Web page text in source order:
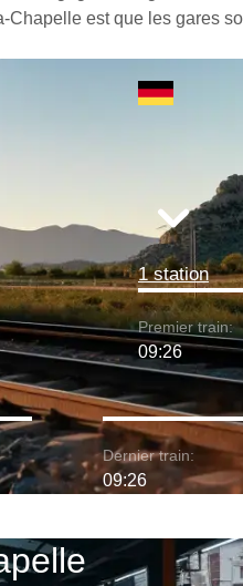
est que les gares
1 station
Premier train:
09:26
Dernier train:
09:26